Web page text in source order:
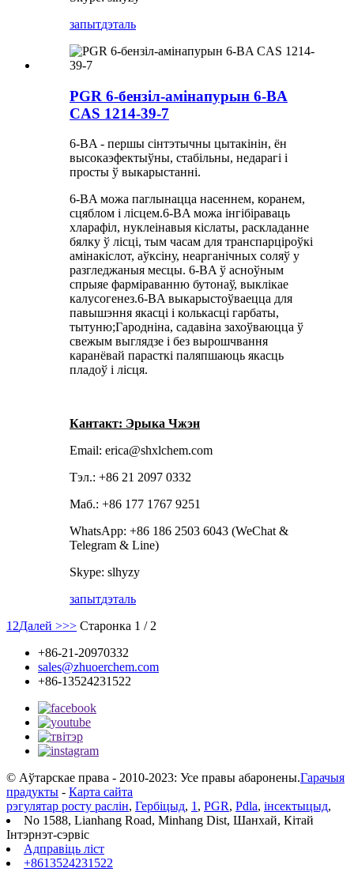
запытдэталь
PGR 6-бензіл-амінапурын 6-BA
CAS 1214-39-7
6-BA - першы сінтэтычны цытакінін, ён
высокаэфектыўны, стабільны, недарагі і
просты ў выкарыстанні.
6-BA можа паглынацца насеннем, коранем,
сцяблом і лісцем.6-BA можа інгібіраваць
хларафіл, нуклеінавыя кіслаты, раскладанне
бялку ў лісці, тым часам для транспарціроўкі
амінакіслот, аўксіну, неарганічных соляў у
разгледжаныя месцы. 6-BA ў асноўным
спрыяе фарміраванню бутонаў, выклікае
калусогенез.6-BA выкарыстоўваецца для
павышэння якасці і колькасці гарбаты,
тытуню;Гародніна, садавіна захоўваюцца ў
свежым выглядзе і без вырошчвання
каранёвай парасткі паляпшаюць якасць
пладоў і лісця.
Кантакт: Эрыка Чжэн
Email: erica@shxlchem.com
Тэл.: +86 21 2097 0332
Маб.: +86 177 1767 9251
WhatsApp: +86 186 2503 6043 (WeChat &
Telegram & Line)
Skype: slhyzy
запытдэталь
1 2Далей >>> Старонка 1 / 2
+86-21-20970332
sales@zhuoerchem.com
+86-13524231522
© Аўтарскае права - 2010-2023: Усе правы абаронены.Гарачыя
прадукты - Карта сайта
рэгулятар росту раслін, Гербіцыд, 1 , PGR, Pdla, інсектыцыд,
No 1588, Lianhang Road, Minhang Dist, Шанхай, Кітай
Інтэрнэт-сэрвіс
Адправіць ліст
+8613524231522